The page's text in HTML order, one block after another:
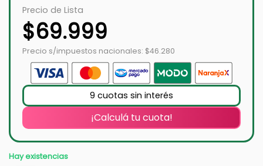
Precio de Lista
$69.999
Precio s/impuestos nacionales: $46.280
9 cuotas sin interés
¡Calculá tu cuota!
Hay existencias